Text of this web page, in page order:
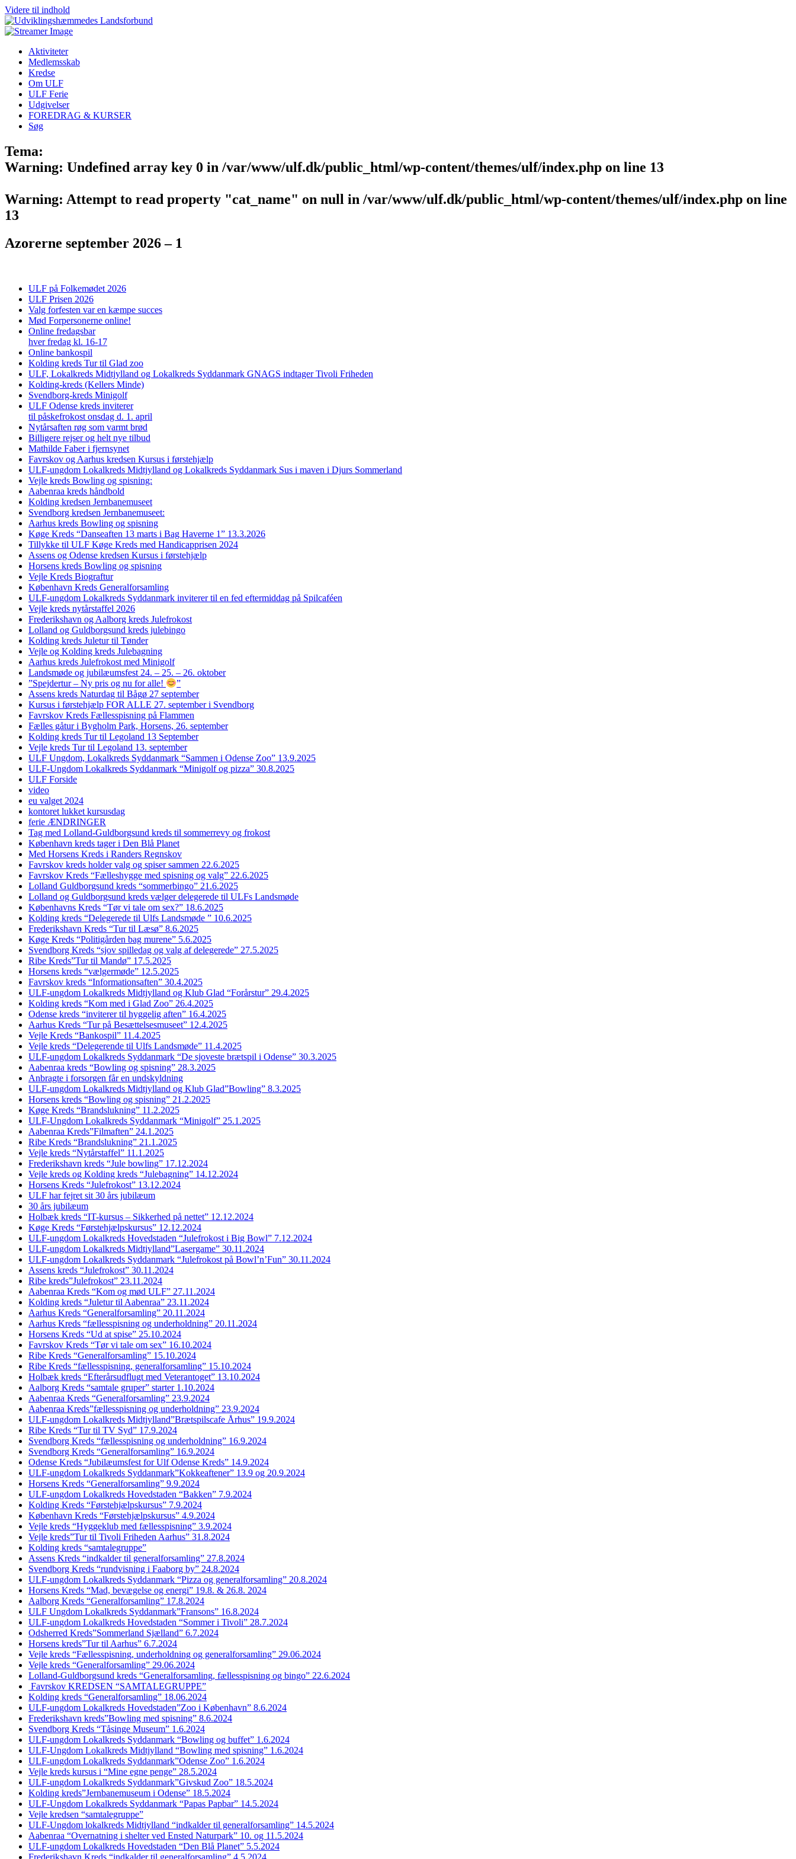
Videre til indhold
Aktiviteter
Medlemsskab
Kredse
Om ULF
ULF Ferie
Udgivelser
FOREDRAG & KURSER
Søg
Tema:
Warning: Undefined array key 0 in /var/www/ulf.dk/public_html/wp-content/themes/ulf/index.php on line 13
Warning: Attempt to read property "cat_name" on null in /var/www/ulf.dk/public_html/wp-content/themes/ulf/index.php on line
13
Azorerne september 2026 – 1
ULF på Folkemødet 2026
ULF Prisen 2026
Valg forfesten var en kæmpe succes
Mød Forpersonerne online!
Online fredagsbar
hver fredag kl. 16-17
Online bankospil
Kolding kreds Tur til Glad zoo
ULF, Lokalkreds Midtjylland og Lokalkreds Syddanmark GNAGS indtager Tivoli Friheden
Kolding-kreds (Kellers Minde)
Svendborg-kreds Minigolf
ULF Odense kreds inviterer
til påskefrokost onsdag d. 1. april
Nytårsaften røg som varmt brød
Billigere rejser og helt nye tilbud
Mathilde Faber i fjernsynet
Favrskov og Aarhus kredsen Kursus i førstehjælp
ULF-ungdom Lokalkreds Midtjylland og Lokalkreds Syddanmark Sus i maven i Djurs Sommerland
Vejle kreds Bowling og spisning:
Aabenraa kreds håndbold
Kolding kredsen Jernbanemuseet
Svendborg kredsen Jernbanemuseet:
Aarhus kreds Bowling og spisning
Køge Kreds “Danseaften 13 marts i Bag Haverne 1” 13.3.2026
Tillykke til ULF Køge Kreds med Handicapprisen 2024
Assens og Odense kredsen Kursus i førstehjælp
Horsens kreds Bowling og spisning
Vejle Kreds Biograftur
København Kreds Generalforsamling
ULF-ungdom Lokalkreds Syddanmark inviterer til en fed eftermiddag på Spilcaféen
Vejle kreds nytårstaffel 2026
Frederikshavn og Aalborg kreds Julefrokost
Lolland og Guldborgsund kreds julebingo
Kolding kreds Juletur til Tønder
Vejle og Kolding kreds Julebagning
Aarhus kreds Julefrokost med Minigolf
Landsmøde og jubilæumsfest 24. – 25. – 26. oktober
”Spejdertur – Ny pris og nu for alle!
”
Assens kreds Naturdag til Bågø 27 september
Kursus i førstehjælp FOR ALLE 27. september i Svendborg
Favrskov Kreds Fællesspisning på Flammen
Fælles gåtur i Bygholm Park, Horsens, 26. september
Kolding kreds Tur til Legoland 13 September
Vejle kreds Tur til Legoland 13. september
ULF Ungdom, Lokalkreds Syddanmark “Sammen i Odense Zoo” 13.9.2025
ULF-Ungdom Lokalkreds Syddanmark “Minigolf og pizza” 30.8.2025
ULF Forside
video
eu valget 2024
kontoret lukket kursusdag
ferie ÆNDRINGER
Tag med Lolland-Guldborgsund kreds til sommerrevy og frokost
København kreds tager i Den Blå Planet
Med Horsens Kreds i Randers Regnskov
Favrskov kreds holder valg og spiser sammen 22.6.2025
Favrskov Kreds “Fælleshygge med spisning og valg” 22.6.2025
Lolland Guldborgsund kreds “sommerbingo” 21.6.2025
Lolland og Guldborgsund kreds vælger delegerede til ULFs Landsmøde
Københavns Kreds “Tør vi tale om sex?” 18.6.2025
Kolding kreds “Delegerede til Ulfs Landsmøde ” 10.6.2025
Frederikshavn Kreds “Tur til Læsø” 8.6.2025
Køge Kreds “Politigården bag murene” 5.6.2025
Svendborg Kreds “sjov spilledag og valg af delegerede” 27.5.2025
Ribe Kreds”Tur til Mandø” 17.5.2025
Horsens kreds “vælgermøde” 12.5.2025
Favrskov kreds “Informationsaften” 30.4.2025
ULF-ungdom Lokalkreds Midtjylland og Klub Glad “Forårstur” 29.4.2025
Kolding kreds “Kom med i Glad Zoo” 26.4.2025
Odense kreds “inviterer til hyggelig aften” 16.4.2025
Aarhus Kreds “Tur på Besættelsesmuseet” 12.4.2025
Vejle Kreds “Bankospil” 11.4.2025
Vejle kreds “Delegerende til Ulfs Landsmøde” 11.4.2025
ULF-ungdom Lokalkreds Syddanmark “De sjoveste brætspil i Odense” 30.3.2025
Aabenraa kreds “Bowling og spisning” 28.3.2025
Anbragte i forsorgen får en undskyldning
ULF-ungdom Lokalkreds Midtjylland og Klub Glad”Bowling” 8.3.2025
Horsens kreds “Bowling og spisning” 21.2.2025
Køge Kreds “Brandslukning” 11.2.2025
ULF-Ungdom Lokalkreds Syddanmark “Minigolf” 25.1.2025
Aabenraa Kreds”Filmaften” 24.1.2025
Ribe Kreds “Brandslukning” 21.1.2025
Vejle kreds “Nytårstaffel” 11.1.2025
Frederikshavn kreds “Jule bowling” 17.12.2024
Vejle kreds og Kolding kreds “Julebagning” 14.12.2024
Horsens Kreds “Julefrokost” 13.12.2024
ULF har fejret sit 30 års jubilæum
30 års jubilæum
Holbæk kreds “IT-kursus – Sikkerhed på nettet” 12.12.2024
Køge Kreds “Førstehjælpskursus” 12.12.2024
ULF-ungdom Lokalkreds Hovedstaden “Julefrokost i Big Bowl” 7.12.2024
ULF-ungdom Lokalkreds Midtjylland”Lasergame” 30.11.2024
ULF-ungdom Lokalkreds Syddanmark “Julefrokost på Bowl’n’Fun” 30.11.2024
Assens kreds “Julefrokost” 30.11.2024
Ribe kreds”Julefrokost” 23.11.2024
Aabenraa Kreds “Kom og mød ULF” 27.11.2024
Kolding kreds “Juletur til Aabenraa” 23.11.2024
Aarhus Kreds “Generalforsamling” 20.11.2024
Aarhus Kreds “fællesspisning og underholdning” 20.11.2024
Horsens Kreds “Ud at spise” 25.10.2024
Favrskov Kreds “Tør vi tale om sex” 16.10.2024
Ribe Kreds “Generalforsamling” 15.10.2024
Ribe Kreds “fællesspisning, generalforsamling” 15.10.2024
Holbæk kreds “Efterårsudflugt med Veterantoget” 13.10.2024
Aalborg Kreds “samtale gruper” starter 1.10.2024
Aabenraa Kreds “Generalforsamling” 23.9.2024
Aabenraa Kreds”fællesspisning og underholdning” 23.9.2024
ULF-ungdom Lokalkreds Midtjylland”Brætspilscafe Århus” 19.9.2024
Ribe Kreds “Tur til TV Syd” 17.9.2024
Svendborg Kreds “fællesspisning og underholdning” 16.9.2024
Svendborg Kreds “Generalforsamling” 16.9.2024
Odense Kreds “Jubilæumsfest for Ulf Odense Kreds” 14.9.2024
ULF-ungdom Lokalkreds Syddanmark”Kokkeaftener” 13.9 og 20.9.2024
Horsens Kreds “Generalforsamling” 9.9.2024
ULF-ungdom Lokalkreds Hovedstaden “Bakken” 7.9.2024
Kolding Kreds “Førstehjælpskursus” 7.9.2024
København Kreds “Førstehjælpskursus” 4.9.2024
Vejle kreds “Hyggeklub med fællesspisning” 3.9.2024
Vejle kreds”Tur til Tivoli Friheden Aarhus” 31.8.2024
Kolding kreds “samtalegruppe”
Assens Kreds “indkalder til generalforsamling” 27.8.2024
Svendborg Kreds “rundvisning i Faaborg by” 24.8.2024
ULF-ungdom Lokalkreds Syddanmark “Pizza og generalforsamling” 20.8.2024
Horsens Kreds “Mad, bevægelse og energi” 19.8. & 26.8. 2024
Aalborg Kreds “Generalforsamling” 17.8.2024
ULF Ungdom Lokalkreds Syddanmark”Fransons” 16.8.2024
ULF-ungdom Lokalkreds Hovedstaden “Sommer i Tivoli” 28.7.2024
Odsherred Kreds”Sommerland Sjælland” 6.7.2024
Horsens kreds”Tur til Aarhus” 6.7.2024
Vejle kreds “Fællesspisning, underholdning og generalforsamling” 29.06.2024
Vejle kreds “Generalforsamling” 29.06.2024
Lolland-Guldborgsund kreds “Generalforsamling, fællesspisning og bingo” 22.6.2024
Favrskov KREDSEN “SAMTALEGRUPPE”
Kolding kreds “Generalforsamling” 18.06.2024
ULF-ungdom Lokalkreds Hovedstaden”Zoo i København” 8.6.2024
Frederikshavn kreds”Bowling med spisning” 8.6.2024
Svendborg Kreds “Tåsinge Museum” 1.6.2024
ULF-ungdom Lokalkreds Syddanmark “Bowling og buffet” 1.6.2024
ULF-Ungdom Lokalkreds Midtjylland “Bowling med spisning” 1.6.2024
ULF-ungdom Lokalkreds Syddanmark”Odense Zoo” 1.6.2024
Vejle kreds kursus i “Mine egne penge” 28.5.2024
ULF-ungdom Lokalkreds Syddanmark”Givskud Zoo” 18.5.2024
Kolding kreds”Jernbanemuseum i Odense” 18.5.2024
ULF-Ungdom Lokalkreds Syddanmark “Papas Papbar” 14.5.2024
Vejle kredsen “samtalegruppe”
ULF-Ungdom lokalkreds Midtjylland “indkalder til generalforsamling” 14.5.2024
Aabenraa “Overnatning i shelter ved Ensted Naturpark” 10. og 11.5.2024
ULF-ungdom Lokalkreds Hovedstaden “Den Blå Planet” 5.5.2024